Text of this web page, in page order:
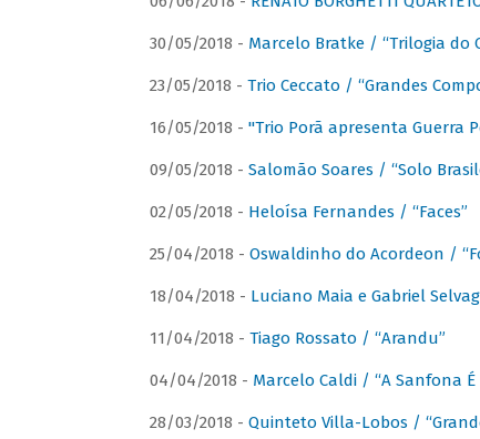
30/05/2018 - Marcelo Bratke / “Trilogia do
23/05/2018 - Trio Ceccato / “Grandes
16/05/2018 - "Trio Porã apresenta Guerra
09/05/2018 - Salomão Soares / “Solo
02/05/2018 - Heloísa Fernandes / “Faces”
25/04/2018 - Oswaldinho do Acordeon /
18/04/2018 - Luciano Maia e Gabriel
11/04/2018 - Tiago Rossato / “Arandu”
04/04/2018 - Marcelo Caldi / “A Sanfona É
28/03/2018 - Quinteto Villa-Lobos /